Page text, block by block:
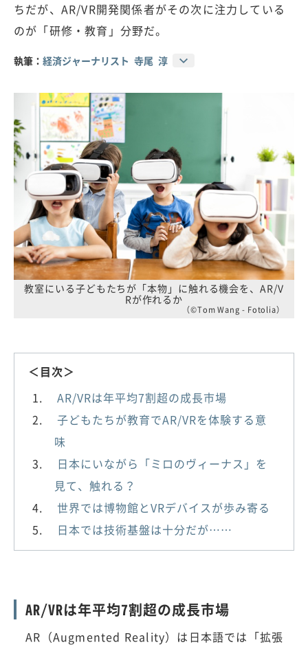
ちだが、AR/VR開発関係者がその次に注力している
のが「研修・教育」分野だ。
執筆： 経済ジャーナリスト 寺尾 淳
教室にいる子どもたちが「本物」に触れる機会を、AR/V
Rが作れるか
（©Tom Wang - Fotolia）
＜目次＞
AR/VRは年平均7割超の成長市場
子どもたちが教育でAR/VRを体験する意
味
日本にいながら「ミロのヴィーナス」を
見て、触れる？
世界では博物館とVRデバイスが歩み寄る
日本では技術基盤は十分だが……
AR/VRは年平均7割超の成長市場
AR（Augmented Reality）は日本語では「拡張